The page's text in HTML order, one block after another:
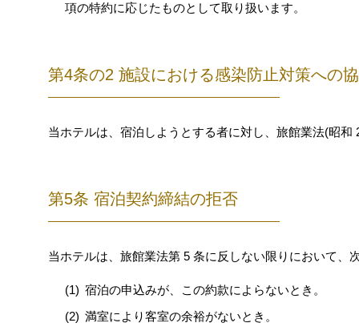
項の特約に応じたものとして取り扱います。
第4条の2 施設における感染防止対策への
当ホテルは、宿泊しようとする者に対し、旅館業法(昭
第5条 宿泊契約締結の拒否
当ホテルは、旅館業法第 5 条に反しない限りにおいて
宿泊の申込みが、この約款によらないとき。
満室により客室の余裕がないとき。